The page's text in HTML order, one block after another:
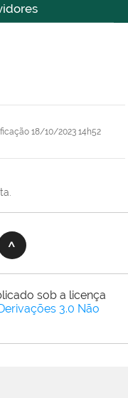
18/10/2023 14h52
sob a licença
3.0 Não